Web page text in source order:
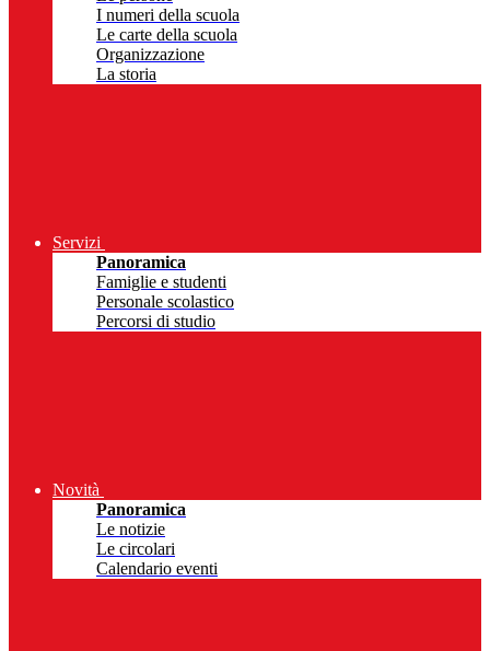
I numeri della scuola
Le carte della scuola
Organizzazione
La storia
Servizi
Panoramica
Famiglie e studenti
Personale scolastico
Percorsi di studio
Novità
Panoramica
Le notizie
Le circolari
Calendario eventi